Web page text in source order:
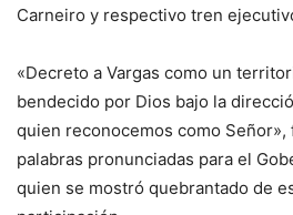
Carneiro y respectivo tren
«Decreto a Vargas como un
bendecido por Dios bajo la
quien reconocemos como
palabras pronunciadas para el
quien se mostró quebrantado de